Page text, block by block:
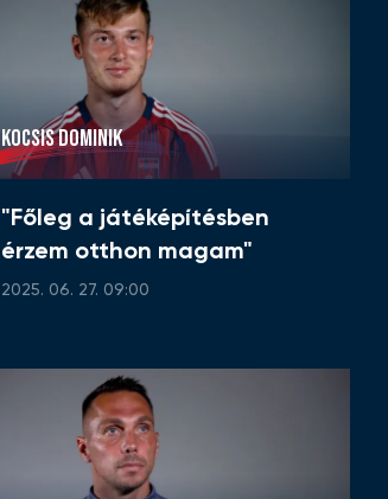
KOCSIS DOMINIK
"Főleg a játéképítésben
érzem otthon magam"
2025. 06. 27. 09:00